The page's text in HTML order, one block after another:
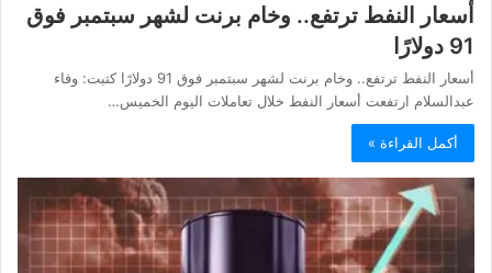
أسعار النفط ترتفع.. وخام برنت لشهر سبتمبر فوق
91 دولارًا
أسعار النفط ترتفع.. وخام برنت لشهر سبتمبر فوق 91 دولارًا كتبت: وفاء
عبدالسلام ارتفعت أسعار النفط خلال تعاملات اليوم الخميس…
أكمل القراءة »